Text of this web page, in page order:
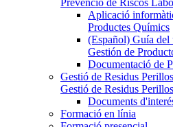
Aplicació
Productes Químics
(Español) Guía del
Gestión de
Documentació de
Gestió de Residus
Gestió de Residus
Documents
Formació en línia